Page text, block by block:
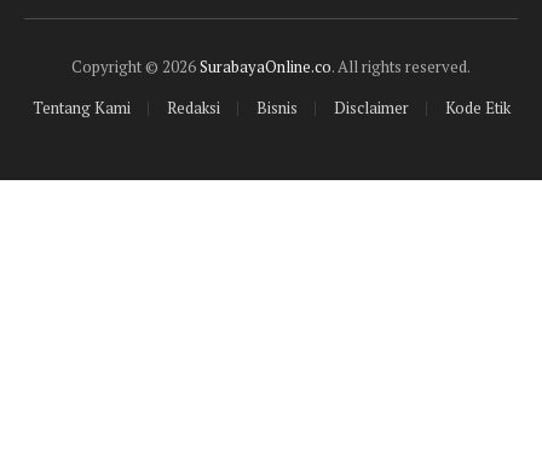
(Twitter)
Copyright © 2026SurabayaOnline.co. All rights reserved.
Tentang Kami
Redaksi Bisnis Disclaimer Kode Etik